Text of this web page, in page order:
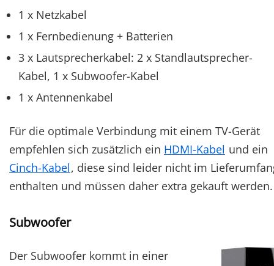
1 x Netzkabel
1 x Fernbedienung + Batterien
3 x Lautsprecherkabel: 2 x Standlautsprecher-
Kabel, 1 x Subwoofer-Kabel
1 x Antennenkabel
Für die optimale Verbindung mit einem TV-Gerät
empfehlen sich zusätzlich ein HDMI-Kabel und ein
Cinch-Kabel, diese sind leider nicht im
enthalten und müssen daher extra gekauft werden.
Subwoofer
Der Subwoofer kommt in einer